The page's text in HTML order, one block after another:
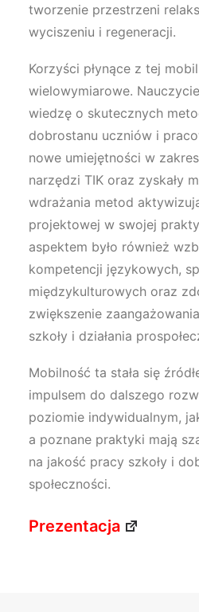
tworzenie przestrzeni
wyciszeniu i regeneracji.
Korzyści płynące z tej
wielowymiarowe.
wiedzę o skutecznych
dobrostanu uczniów i
nowe umiejętności w
narzędzi TIK oraz zyskały
wdrażania metod
projektowej w swojej
aspektem było również
kompetencji językowych,
międzykulturowych oraz
zwiększenie
szkoły i działania
Mobilność ta stała się
impulsem do dalszego
poziomie indywidualnym,
a poznane praktyki mają
na jakość pracy szkoły i
społeczności.
Prezentacja